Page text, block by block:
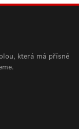
která má přísné